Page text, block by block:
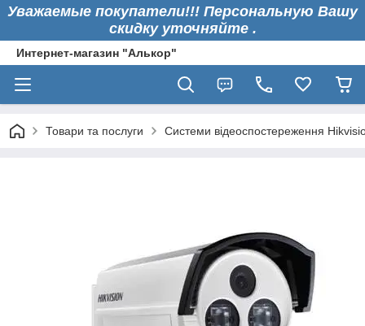
Уважаемые покупатели!!! Персональную Вашу
скидку уточняйте .
Интернет-магазин "Алькор"
Товари та послуги Системи відеоспостереження